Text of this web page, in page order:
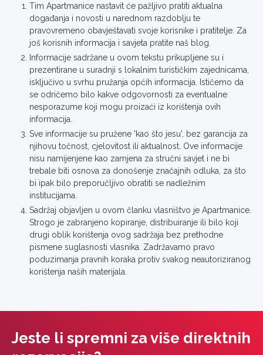
Tim Apartmanice nastavit će pažljivo pratiti aktualna
događanja i novosti u narednom razdoblju te
pravovremeno obavještavati svoje korisnike i pratitelje. Za
još korisnih informacija i savjeta pratite naš blog.
Informacije sadržane u ovom tekstu prikupljene su i
prezentirane u suradnji s lokalnim turističkim zajednicama,
isključivo u svrhu pružanja općih informacija. Ističemo da
se odričemo bilo kakve odgovornosti za eventualne
nesporazume koji mogu proizaći iz korištenja ovih
informacija.
Sve informacije su pružene 'kao što jesu', bez garancija za
njihovu točnost, cjelovitost ili aktualnost. Ove informacije
nisu namijenjene kao zamjena za stručni savjet i ne bi
trebale biti osnova za donošenje značajnih odluka, za što
bi ipak bilo preporučljivo obratiti se nadležnim
institucijama.
Sadržaj objavljen u ovom članku vlasništvo je Apartmanice.
Strogo je zabranjeno kopiranje, distribuiranje ili bilo koji
drugi oblik korištenja ovog sadržaja bez prethodne
pismene suglasnosti vlasnika. Zadržavamo pravo
poduzimanja pravnih koraka protiv svakog neautoriziranog
korištenja naših materijala.
Jeste li spremni za više direktnih